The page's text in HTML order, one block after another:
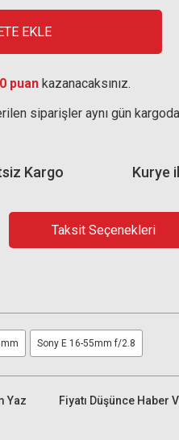
EKLE
puan kazanacaksınız.
siparişler aynı gün
Kurye
Kargo
Taksit Seçenekleri
Sony E 16-55mm f/2.8
Yaz Fiyatı Düşünce Haber